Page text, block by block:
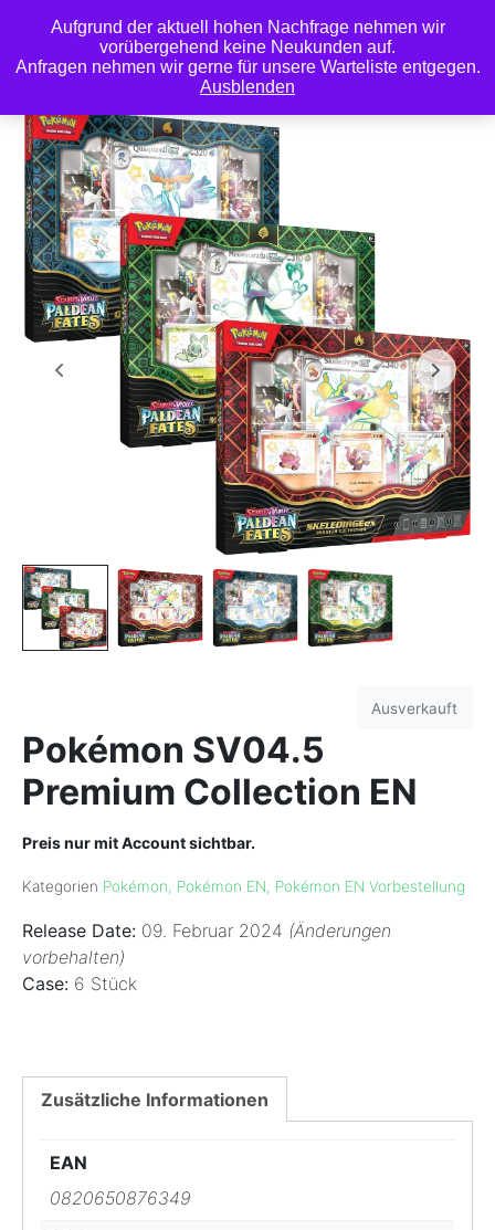
Aufgrund der aktuell hohen Nachfrage nehmen wir
vorübergehend keine Neukunden auf.
Anfragen nehmen wir gerne für unsere Warteliste entgegen.
Ausblenden
0
Ausverkauft
Pokémon SV04.5
Premium Collection EN
Preis nur mit Account sichtbar.
Kategorien Pokémon, Pokémon EN, Pokémon EN Vorbestellung
Release Date: 09. Februar 2024 (Änderungen
vorbehalten)
Case: 6 Stück
Zusätzliche Informationen
EAN
0820650876349